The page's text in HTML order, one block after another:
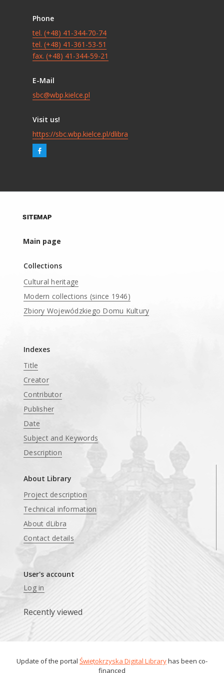
Phone
tel. (+48) 41-344-70-74
tel. (+48) 41-361-53-51
fax. (+48) 41-344-59-21
E-Mail
sbc@wbp.kielce.pl
Visit us!
https://sbc.wbp.kielce.pl/dlibra
SITEMAP
Main page
Collections
Cultural heritage
Modern collections (since 1946)
Zbiory Wojewódzkiego Domu Kultury
Indexes
Title
Creator
Contributor
Publisher
Date
Subject and Keywords
Description
About Library
Project description
Technical information
About dLibra
Contact details
User's account
Log in
Recently viewed
Update of the portal Świętokrzyska Digital Libraryhas been co-
financed